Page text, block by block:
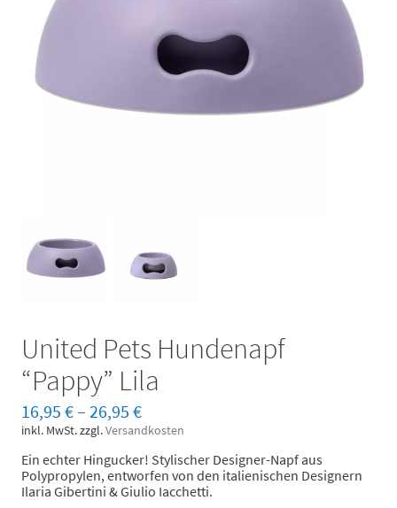
United Pets Hundenapf
“Pappy” Lila
16,95 €– 26,95 €
inkl. MwSt.zzgl.Versandkosten
Ein echter Hingucker! Stylischer Designer-Napf aus
Polypropylen, entworfen von den italienischen Designern
Ilaria Gibertini & Giulio Iacchetti.